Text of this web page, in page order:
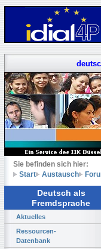
Sie befinden sich hier:
Start
Austausch
Deutsch als
Fremdsprache
Aktuelles
Ressourcen-
Datenbank